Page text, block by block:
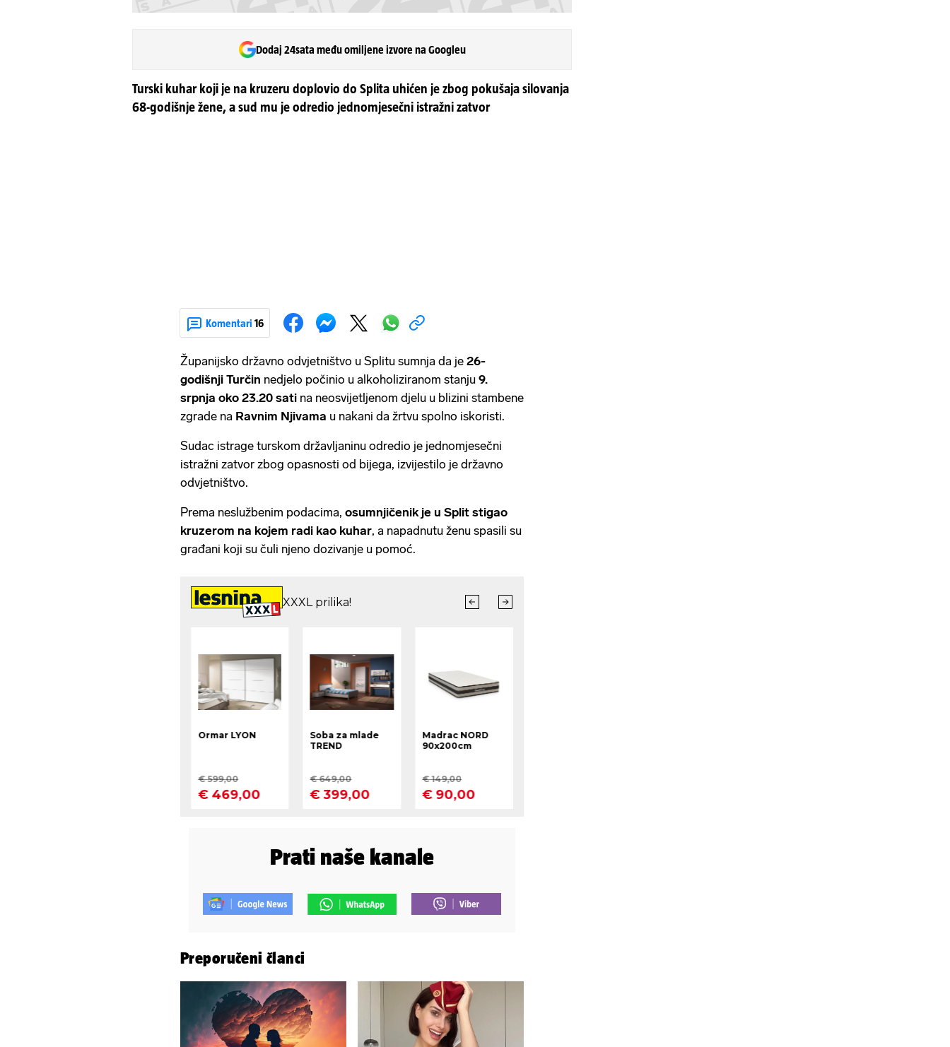
Dodaj 24sata među omiljene izvore na Googleu
Turski kuhar koji je na kruzeru doplovio do Splita uhićen je zbog pokušaja silovanja
68-godišnje žene, a sud mu je odredio jednomjesečni istražni zatvor
Komentari 16
Županijsko državno odvjetništvo u Splitu sumnja da je 26-
godišnji Turčin nedjelo počinio u alkoholiziranom stanju 9.
srpnja oko 23.20 sati na neosvijetljenom djelu u blizini stambene
zgrade na Ravnim Njivama u nakani da žrtvu spolno iskoristi.
Sudac istrage turskom državljaninu odredio je jednomjesečni
istražni zatvor zbog opasnosti od bijega, izvijestilo je državno
odvjetništvo.
Prema neslužbenim podacima, osumnjičenik je u Split stigao
kruzerom na kojem radi kao kuhar, a napadnutu ženu spasili su
građani koji su čuli njeno dozivanje u pomoć.
Prati naše kanale
Preporučeni članci